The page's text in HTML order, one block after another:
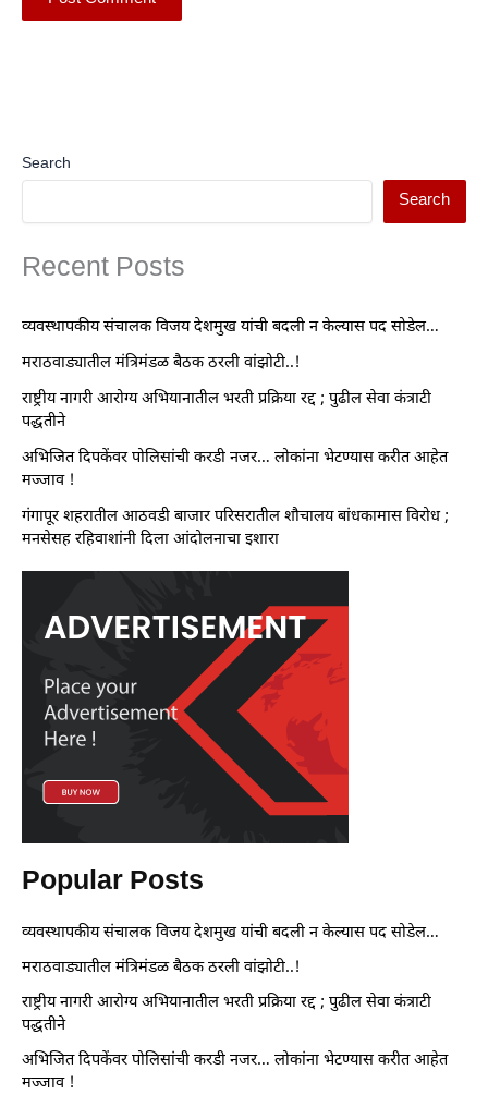
Search
Search
Recent Posts
व्यवस्थापकीय संचालक विजय देशमुख यांची बदली न केल्यास पद सोडेल…
मराठवाड्यातील मंत्रिमंडळ बैठक ठरली वांझोटी..!
राष्ट्रीय नागरी आरोग्य अभियानातील भरती प्रक्रिया रद्द ; पुढील सेवा कंत्राटी
पद्धतीने
अभिजित दिपकेंवर पोलिसांची करडी नजर… लोकांना भेटण्यास करीत आहेत
मज्जाव !
गंगापूर शहरातील आठवडी बाजार परिसरातील शौचालय बांधकामास विरोध ;
मनसेसह रहिवाशांनी दिला आंदोलनाचा इशारा
Popular Posts
व्यवस्थापकीय संचालक विजय देशमुख यांची बदली न केल्यास पद सोडेल…
मराठवाड्यातील मंत्रिमंडळ बैठक ठरली वांझोटी..!
राष्ट्रीय नागरी आरोग्य अभियानातील भरती प्रक्रिया रद्द ; पुढील सेवा कंत्राटी
पद्धतीने
अभिजित दिपकेंवर पोलिसांची करडी नजर… लोकांना भेटण्यास करीत आहेत
मज्जाव !